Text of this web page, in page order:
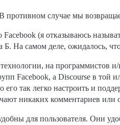
случае мы
(я отказываюсь
Б. На самом деле, ожидалось,
на программистов
Facebook, а Discourse в той
его так легко настроить и
никаких комментариев или
для пользователя. Они